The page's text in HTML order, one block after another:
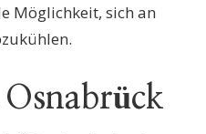
Möglichkeit, sich an